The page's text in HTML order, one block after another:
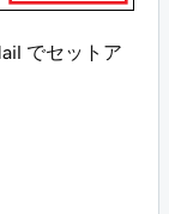
でセットア